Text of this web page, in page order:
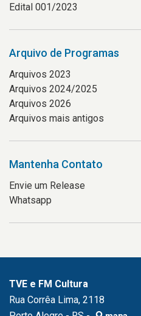
Edital 001/2023
Arquivo de Programas
Arquivos 2023
Arquivos 2024/2025
Arquivos 2026
Arquivos mais antigos
Mantenha Contato
Envie um Release
Whatsapp
TVE e FM Cultura
Rua Corrêa Lima, 2118